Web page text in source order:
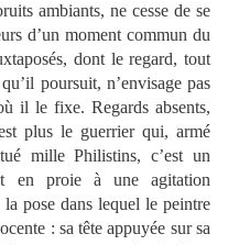
ambiants, ne cesse de se
d’un moment commun du
dont le regard, tout
poursuit, n’envisage pas
il le fixe. Regards absents,
plus le guerrier qui, armé
mille Philistins, c’est un
en proie à une agitation
pose dans lequel le peintre
: sa tête appuyée sur sa